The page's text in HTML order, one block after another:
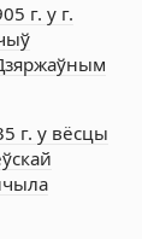
г. у г.
г. у вёсцы